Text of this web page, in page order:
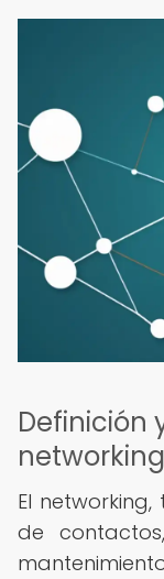
Definición
networking
El
de